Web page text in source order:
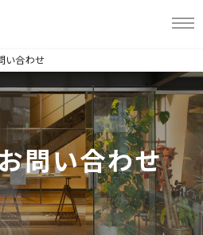
い合わせ
問い合わせ